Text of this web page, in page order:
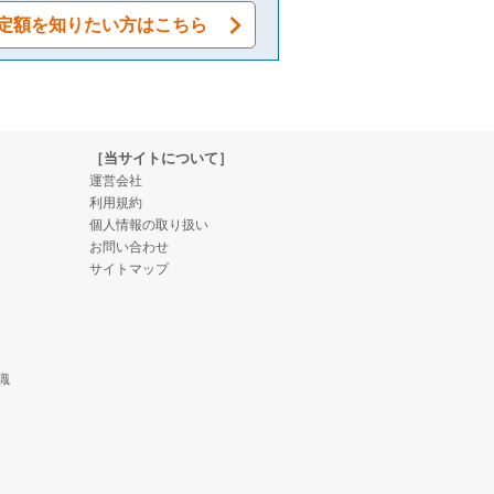
額を知りたい方はこちら
［当サイトについて］
運営会社
利用規約
個人情報の取り扱い
お問い合わせ
サイトマップ